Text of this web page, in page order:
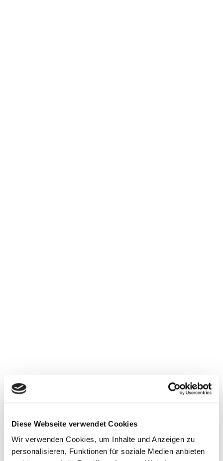
Diese Webseite verwendet Cookies
Wir verwenden Cookies, um Inhalte und Anzeigen zu
personalisieren, Funktionen für soziale Medien anbieten
Etablierte Softwarelösungen
sind.